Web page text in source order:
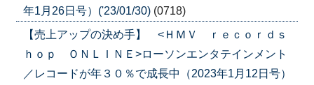
年1月26日号）('23/01/30) (0718)
【売上アップの決め手】 <ＨＭＶ ｒｅｃｏｒｄｓ
ｈｏｐ ＯＮＬＩＮＥ>ローソンエンタテインメント
／レコードが年３０％で成長中（2023年1月12日号）